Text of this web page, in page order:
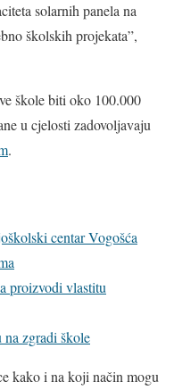
solarnih panela na
školskih projekata”,
škole biti oko 100.000
u cjelosti zadovoljavaju
.
centar Vogošća
proizvodi vlastitu
zgradi škole
kako i na koji način mogu